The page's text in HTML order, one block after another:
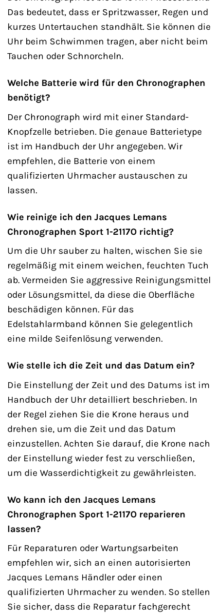
Das bedeutet, dass er Spritzwasser, Regen und
kurzes Untertauchen standhält. Sie können die
Uhr beim Schwimmen tragen, aber nicht beim
Tauchen oder Schnorcheln.
Welche Batterie wird für den Chronographen
benötigt?
Der Chronograph wird mit einer Standard-
Knopfzelle betrieben. Die genaue Batterietype
ist im Handbuch der Uhr angegeben. Wir
empfehlen, die Batterie von einem
qualifizierten Uhrmacher austauschen zu
lassen.
Wie reinige ich den Jacques Lemans
Chronographen Sport 1-2117O richtig?
Um die Uhr sauber zu halten, wischen Sie sie
regelmäßig mit einem weichen, feuchten Tuch
ab. Vermeiden Sie aggressive Reinigungsmittel
oder Lösungsmittel, da diese die Oberfläche
beschädigen können. Für das
Edelstahlarmband können Sie gelegentlich
eine milde Seifenlösung verwenden.
Wie stelle ich die Zeit und das Datum ein?
Die Einstellung der Zeit und des Datums ist im
Handbuch der Uhr detailliert beschrieben. In
der Regel ziehen Sie die Krone heraus und
drehen sie, um die Zeit und das Datum
einzustellen. Achten Sie darauf, die Krone nach
der Einstellung wieder fest zu verschließen,
um die Wasserdichtigkeit zu gewährleisten.
Wo kann ich den Jacques Lemans
Chronographen Sport 1-2117O reparieren
lassen?
Für Reparaturen oder Wartungsarbeiten
empfehlen wir, sich an einen autorisierten
Jacques Lemans Händler oder einen
qualifizierten Uhrmacher zu wenden. So stellen
Sie sicher, dass die Reparatur fachgerecht